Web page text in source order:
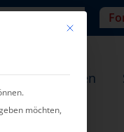
Leistungen
Mit diesem
möchten,